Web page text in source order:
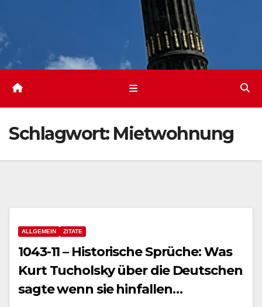
Schlagwort: Mietwohnung
ALLGEMEIN ZITATE
1043-11 – Historische Sprüche: Was
Kurt Tucholsky über die Deutschen
sagte wenn sie hinfallen…